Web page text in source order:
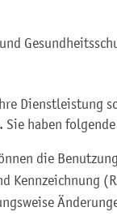
Dienstleistung
haben
die
Kennzeichnung